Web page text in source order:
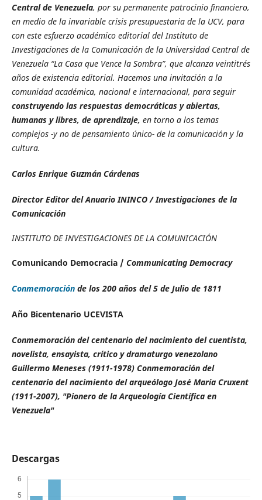
Central de Venezuela, por su permanente patrocinio financiero,
en medio de la invariable crisis presupuestaria de la UCV, para
con este esfuerzo académico editorial del Instituto de
Investigaciones de la Comunicación de la Universidad Central de
Venezuela “La Casa que Vence la Sombra”, que alcanza veintitrés
años de existencia editorial. Hacemos una invitación a la
comunidad académica, nacional e internacional, para seguir
construyendo las respuestas democráticas y abiertas,
humanas y libres, de aprendizaje, en torno a los temas
complejos -y no de pensamiento único- de la comunicación y la
cultura.
Carlos Enrique Guzmán Cárdenas
Director Editor del Anuario ININCO / Investigaciones de la
Comunicación
INSTITUTO DE INVESTIGACIONES DE LA COMUNICACIÓN
Comunicando Democracia / Communicating Democracy
Conmemoraciónde los 200 años del 5 de Julio de 1811
Año Bicentenario UCEVISTA
Conmemoración del centenario del nacimiento delcuentista,
novelista, ensayista, crítico y dramaturgo venezolano
Guillermo Meneses (1911-1978) Conmemoración del
centenario del nacimiento del arqueólogo José María Cruxent
(1911-2007), "Pionero de la Arqueología Científica en
Venezuela"
Descargas